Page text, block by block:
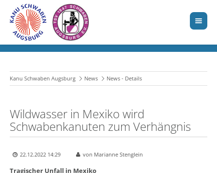
Kanu Schwaben Augsburg News News - Details
Wildwasser in Mexiko wird
Schwabenkanuten zum Verhängnis
22.12.2022 14:29 von Marianne Stenglein
Tragischer Unfall in Mexiko